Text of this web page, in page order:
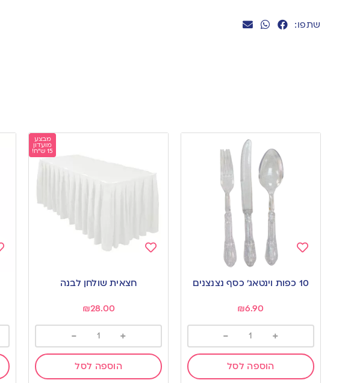
שתפו:
to
10 כפות וינטאג’ כסף נצנצנים
₪6.90
+
-
הוספה לסל
מבצע
מועדון
15 ש"ח!
חצאית שולחן לבנה
₪28.00
+
-
הוספה לסל